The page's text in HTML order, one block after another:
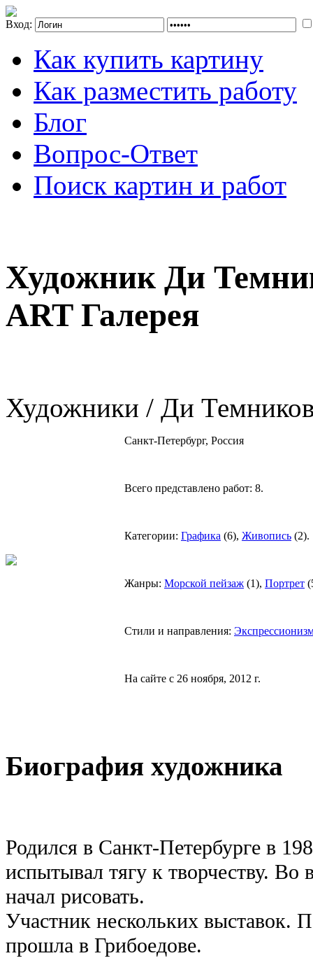
Вход:
Как купить картину
Как разместить работу
Блог
Вопрос-Ответ
Поиск картин и работ
Художник Ди
ART Галерея
Художники / Ди
Санкт-Петербург, Россия
Всего представлено работ: 8.
Категории: Графика (6), Живопись (2).
Жанры: Морской пейзаж (1), Портрет (
Стили и направления:
На сайте с 26 ноября, 2012 г.
Биография художника
Родился в Санкт-Петербурге в
испытывал тягу к творчеству.
начал рисовать.
Участник нескольких выставок.
прошла в Грибоедове.